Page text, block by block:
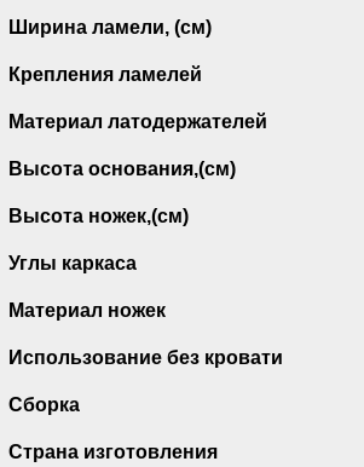
Ширина ламели, (см)
Крепления ламелей
Материал латодержателей
Высота основания,(см)
Высота ножек,(см)
Углы каркаса
Материал ножек
Использование без кровати
Сборка
Страна изготовления